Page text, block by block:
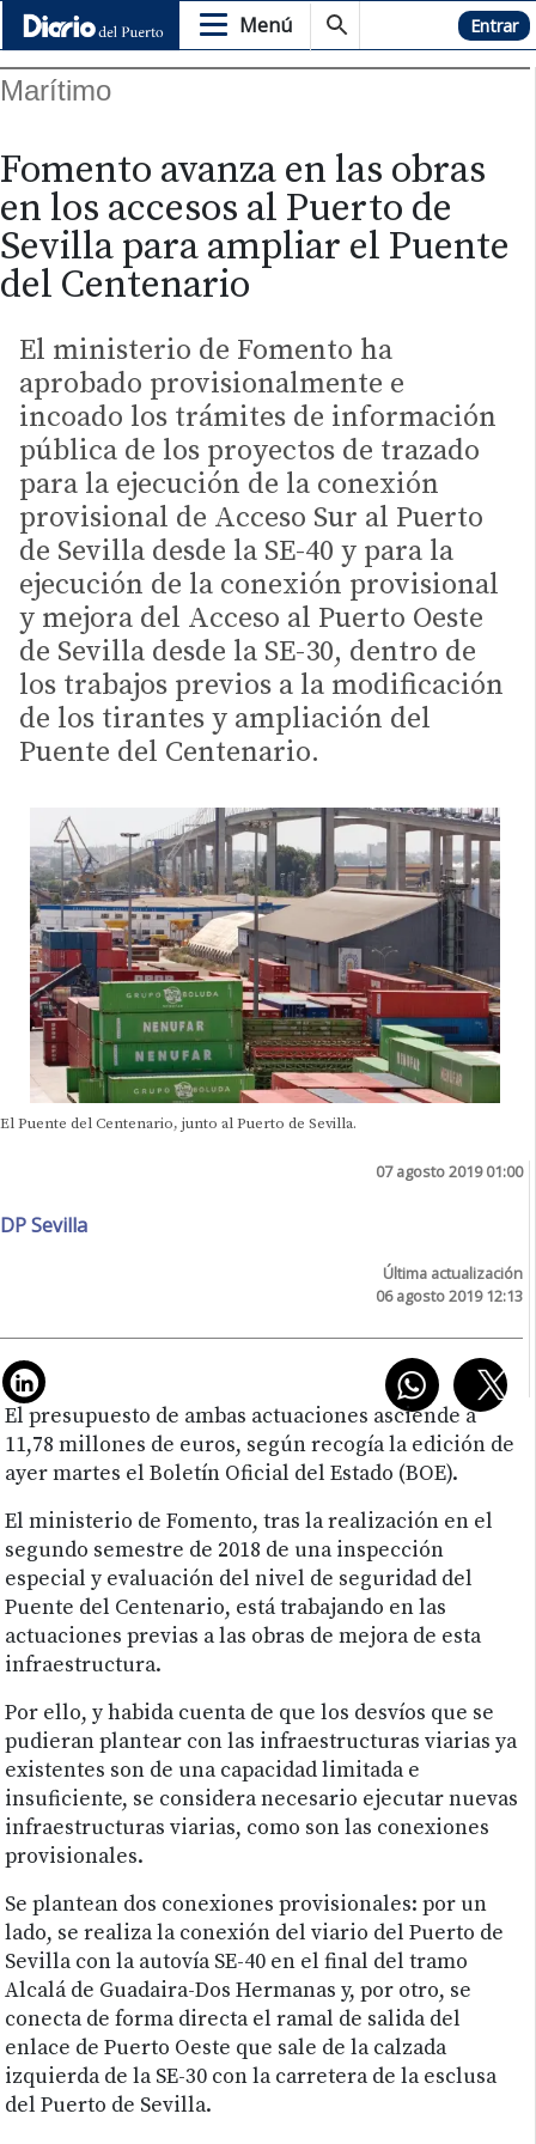
Menú Hemeroteca Entrar
Marítimo
Fomento avanza en las obras
en los accesos al Puerto de
Sevilla para ampliar el Puente
del Centenario
El ministerio de Fomento ha
aprobado provisionalmente e
incoado los trámites de información
pública de los proyectos de trazado
para la ejecución de la conexión
provisional de Acceso Sur al Puerto
de Sevilla desde la SE-40 y para la
ejecución de la conexión provisional
y mejora del Acceso al Puerto Oeste
de Sevilla desde la SE-30, dentro de
los trabajos previos a la modificación
de los tirantes y ampliación del
Puente del Centenario.
El Puente del Centenario, junto al Puerto de Sevilla.
07 agosto 2019 01:00
DP Sevilla
Última actualización
06 agosto 2019 12:13
El presupuesto de ambas actuaciones asciende a
11,78 millones de euros, según recogía la edición de
ayer martes el Boletín Oficial del Estado (BOE).
El ministerio de Fomento, tras la realización en el
segundo semestre de 2018 de una inspección
especial y evaluación del nivel de seguridad del
Puente del Centenario, está trabajando en las
actuaciones previas a las obras de mejora de esta
infraestructura.
Por ello, y habida cuenta de que los desvíos que se
pudieran plantear con las infraestructuras viarias ya
existentes son de una capacidad limitada e
insuficiente, se considera necesario ejecutar nuevas
infraestructuras viarias, como son las conexiones
provisionales.
Se plantean dos conexiones provisionales: por un
lado, se realiza la conexión del viario del Puerto de
Sevilla con la autovía SE-40 en el final del tramo
Alcalá de Guadaira-Dos Hermanas y, por otro, se
conecta de forma directa el ramal de salida del
enlace de Puerto Oeste que sale de la calzada
izquierda de la SE-30 con la carretera de la esclusa
del Puerto de Sevilla.